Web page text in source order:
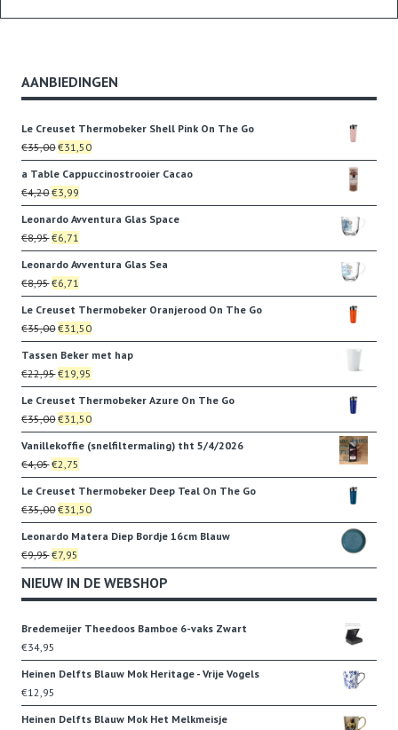
AANBIEDINGEN
Le Creuset Thermobeker Shell Pink On The Go
€35,00Oorspronkelijke
prijs
was:
€35,00.
€31,50Huidige
prijs
a Table Cappuccinostrooier Cacao
€4,20Oorspronkelijke
prijs
was:
€4,20.
€3,99
prijs
is:
€3,99.
Leonardo Avventura Glas Space
€8,95Oorspronkelijke
prijs
was:
€8,95.
€6,71
prijs
is:
€6,71.
Leonardo Avventura Glas Sea
€8,95Oorspronkelijke
prijs
was:
€8,95.
€6,71
prijs
is:
€6,71.
Le Creuset Thermobeker Oranjerood On The Go
€35,00Oorspronkelijke
prijs
was:
€35,00.
€31,50Huidige
prijs
is:
€31,50.
Tassen Beker met hap
€22,95Oorspronkelijke
prijs
was:
€22,95.
€19,95
prijs
is:
€19,95.
Le Creuset Thermobeker Azure On The Go
€35,00Oorspronkelijke
prijs
was:
€35,00.
€31,50Huidige
prijs
Vanillekoffie (snelfiltermaling) tht 5/4/2026
€4,05Oorspronkelijke
prijs
was:
€4,05.
€2,75
prijs
is:
€2,75.
Le Creuset Thermobeker Deep Teal On The Go
€35,00Oorspronkelijke
prijs
was:
€35,00.
€31,50Huidige
prijs
Leonardo Matera Diep Bordje 16cm Blauw
€9,95Oorspronkelijke
prijs
was:
€7,95
prijs
is:
NIEUW IN DE WEBSHOP
Bredemeijer Theedoos Bamboe 6-vaks Zwart
€34,95
Heinen Delfts Blauw Mok Heritage - Vrije Vogels
€12,95
Heinen Delfts Blauw Mok Het Melkmeisje